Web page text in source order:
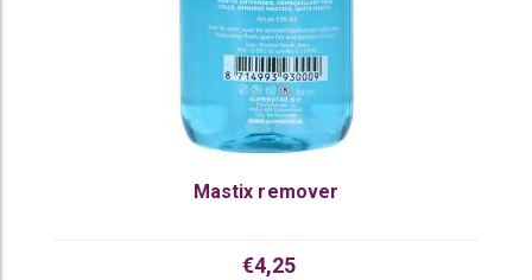
Mastix remover
€4,25